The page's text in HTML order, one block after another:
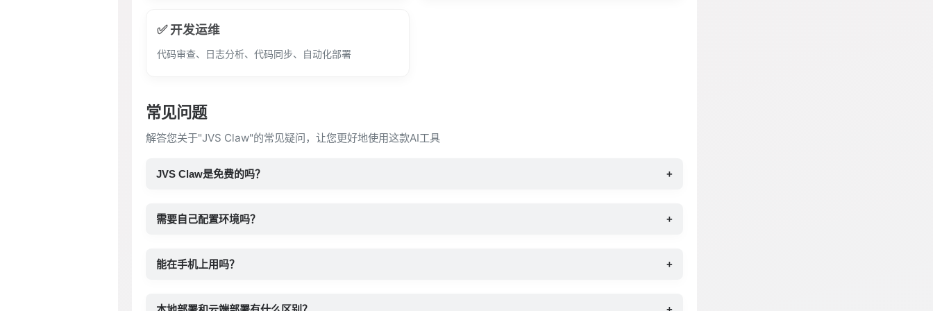
✅ 开发运维
代码审查、日志分析、代码同步、自动化部署
常见问题
解答您关于"JVS Claw"的常见疑问，让您更好地使用这款AI工具
JVS Claw是免费的吗？ +
需要自己配置环境吗？ +
能在手机上用吗？ +